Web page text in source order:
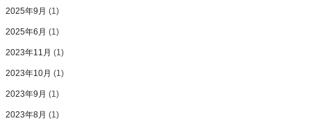
2025年9月 (1)
2025年6月 (1)
2023年11月 (1)
2023年10月 (1)
2023年9月 (1)
2023年8月 (1)